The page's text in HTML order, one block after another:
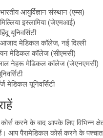
आयुर्विज्ञान संस्थान (एम्स)
मिल्लिया इस्लामिया (जेएमआई)
यूनिवर्सिटी
आजाद मेडिकल कॉलेज, नई दिल्ली
मेडिकल कॉलेज (सीएमसी)
नेहरू मेडिकल कॉलेज (जेएनएमसी)
मेडिकल यूनिवर्सिटी
करने के बाद आपके लिए विभिन्न
आप पैरामेडिकल कोर्स करने के